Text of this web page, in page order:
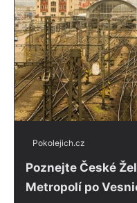
Pokolejich.cz
Poznejte České
Metropolí po